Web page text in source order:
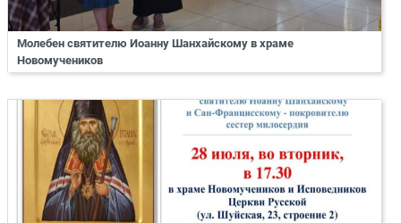
Молебен святителю Иоанну Шанхайскому в храме
Новомучеников